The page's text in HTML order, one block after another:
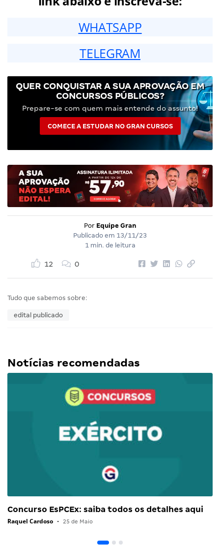
WHATSAPP
TELEGRAM
QUER CONQUISTAR A SUA APROVAÇÃO EM
CONCURSOS PÚBLICOS?
Prepare-se com quem mais entende do assunto!
COMECE A ESTUDAR NO GRAN CURSOS
Por Equipe Gran
Publicado em 13/11/23
1 min. de leitura
12 0
Tudo que sabemos sobre:
edital publicado
Notícias recomendadas
Concurso EsPCEx: saiba todos os detalhes aqui
Raquel Cardoso • 25 de Maio